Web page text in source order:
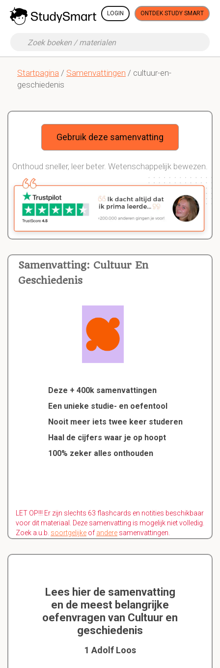
LOGIN ONTDEK STUDY SMART
Startpagina / Samenvattingen / cultuur-en-
geschiedenis
Samenvatting: Cultuur En
Geschiedenis
Deze + 400k samenvattingen
Een unieke studie- en oefentool
Nooit meer iets twee keer studeren
Haal de cijfers waar je op hoopt
100% zeker alles onthouden
LET OP!!! Er zijn slechts 63 flashcards en notities beschikbaar
voor dit materiaal. Deze samenvatting is mogelijk niet volledig.
Zoek a.u.b. soortgelijke of andere samenvattingen.
Gebruik deze samenvatting
Onthoud sneller, leer beter. Wetenschappelijk bewezen.
Lees hier de samenvatting
en de meest belangrijke
oefenvragen van Cultuur en
geschiedenis
1 Adolf Loos